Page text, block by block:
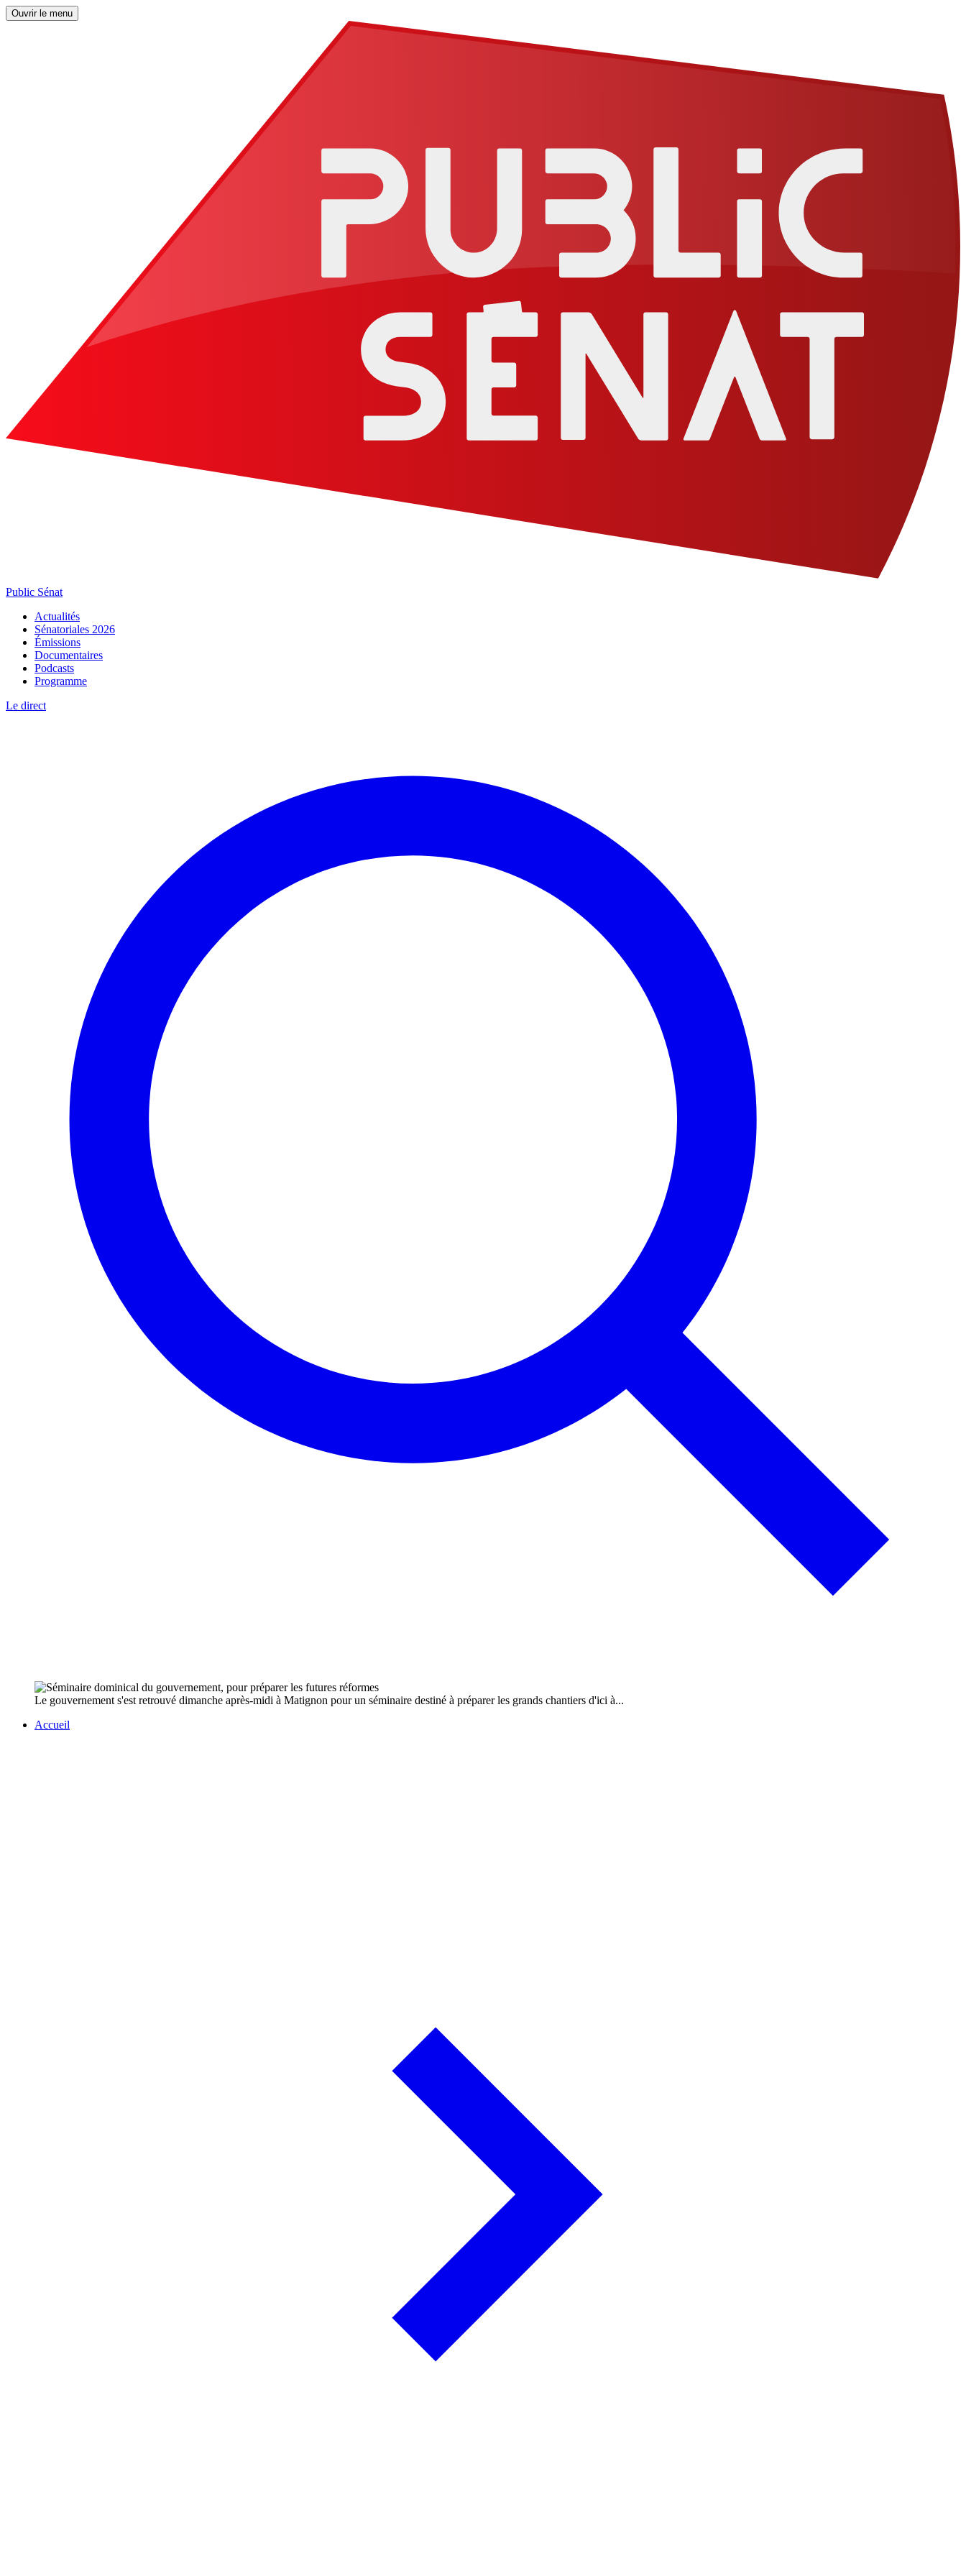
Ouvrir le menu
Public Sénat
Actualités
Sénatoriales 2026
Émissions
Documentaires
Podcasts
Programme
Le direct
Le gouvernement s'est retrouvé dimanche après-midi à Matignon pour un séminaire destiné à préparer les grands chantiers d'ici à...
Accueil